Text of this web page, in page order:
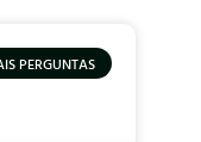
PERGUNTAS